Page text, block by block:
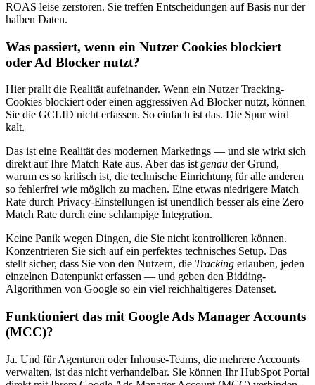
ROAS leise zerstören. Sie treffen Entscheidungen auf Basis nur der
halben Daten.
Was passiert, wenn ein Nutzer Cookies blockiert
oder Ad Blocker nutzt?
Hier prallt die Realität aufeinander. Wenn ein Nutzer Tracking-
Cookies blockiert oder einen aggressiven Ad Blocker nutzt, können
Sie die GCLID nicht erfassen. So einfach ist das. Die Spur wird
kalt.
Das ist eine Realität des modernen Marketings — und sie wirkt sich
direkt auf Ihre Match Rate aus. Aber das istgenau der Grund,
warum es so kritisch ist, die technische Einrichtung für alle anderen
so fehlerfrei wie möglich zu machen. Eine etwas niedrigere Match
Rate durch Privacy-Einstellungen ist unendlich besser als eine Zero
Match Rate durch eine schlampige Integration.
Keine Panik wegen Dingen, die Sie nicht kontrollieren können.
Konzentrieren Sie sich auf ein perfektes technisches Setup. Das
stellt sicher, dass Sie von den Nutzern, die Tracking erlauben, jeden
einzelnen Datenpunkt erfassen — und geben den Bidding-
Algorithmen von Google so ein viel reichhaltigeres Datenset.
Funktioniert das mit Google Ads Manager Accounts
(MCC)?
Ja. Und für Agenturen oder Inhouse-Teams, die mehrere Accounts
verwalten, ist das nicht verhandelbar. Sie können Ihr HubSpot Portal